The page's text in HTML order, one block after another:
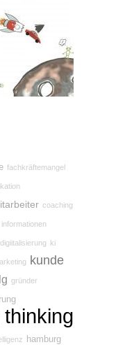
fachkräftemangel
coaching
informationen
digiitalisierung ki
kunde
gründer
hamburg